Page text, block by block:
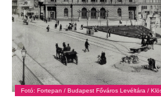
Fotó: Fortepan / Budapest Főváros Levéltára /